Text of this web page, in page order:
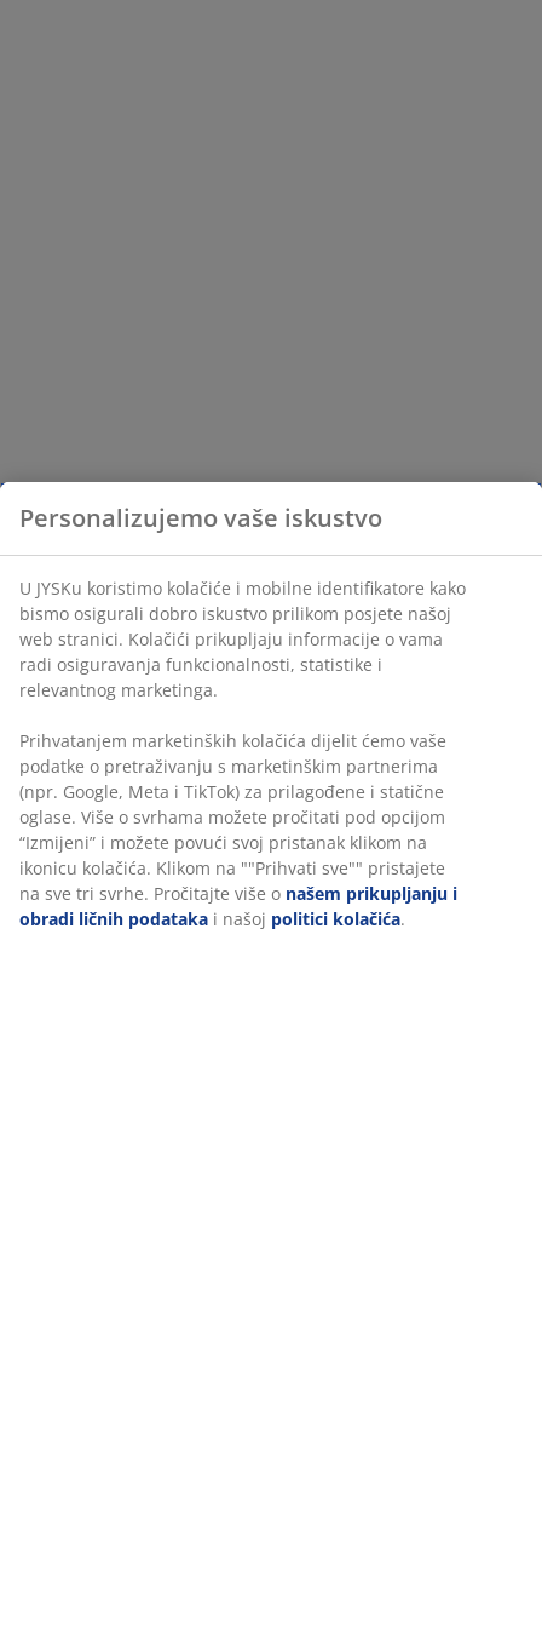
Personalizujemo vaše iskustvo
U JYSKu koristimo kolačiće i mobilne identifikatore kako
bismo osigurali dobro iskustvo prilikom posjete našoj
web stranici. Kolačići prikupljaju informacije o vama
radi osiguravanja funkcionalnosti, statistike i
relevantnog marketinga.
Prihvatanjem marketinških kolačića dijelit ćemo vaše
podatke o pretraživanju s marketinškim partnerima
(npr. Google, Meta i TikTok) za prilagođene i statične
oglase. Više o svrhama možete pročitati pod opcijom
“Izmijeni” i možete povući svoj pristanak klikom na
ikonicu kolačića. Klikom na ""Prihvati sve"" pristajete
na sve tri svrhe. Pročitajte više o našem prikupljanju i
obradi ličnih podataka i našoj politici kolačića.